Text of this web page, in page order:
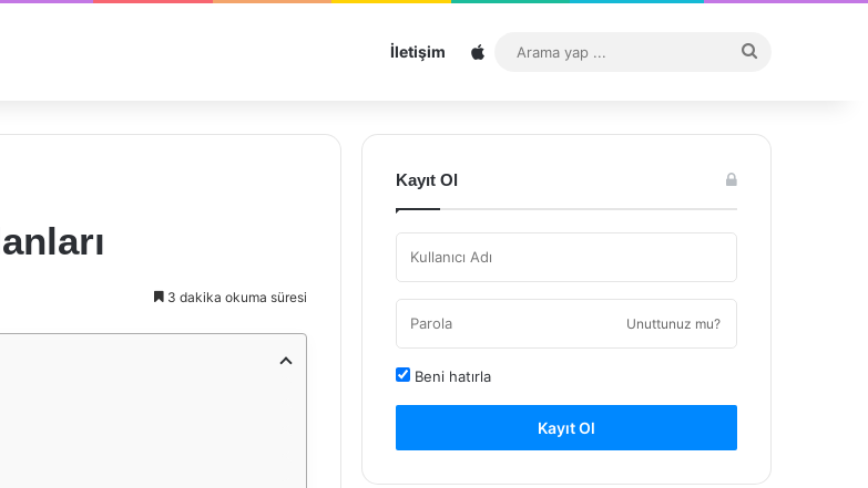
İletişim Sitemap
...
3 dakika okuma süresi
Kayıt Ol
Unuttunuz mu?
Beni hatırla
Kayıt Ol